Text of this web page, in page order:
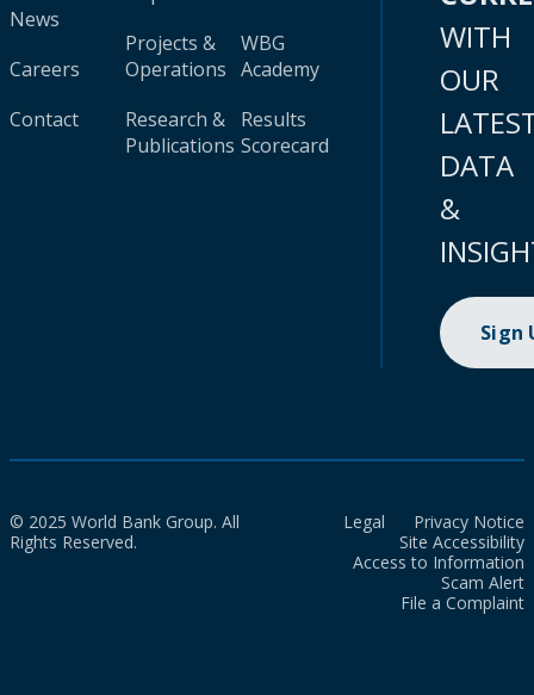
News
Careers
Contact
Projects &
Operations
Research &
Publications
WBG
Academy
Results
Scorecard
WITH
OUR
DATA
&
Sign
© 2025 World Bank Group. All
Rights Reserved.
Legal
Privacy Notice
Site Accessibility
Access to Information
Scam Alert
File a Complaint